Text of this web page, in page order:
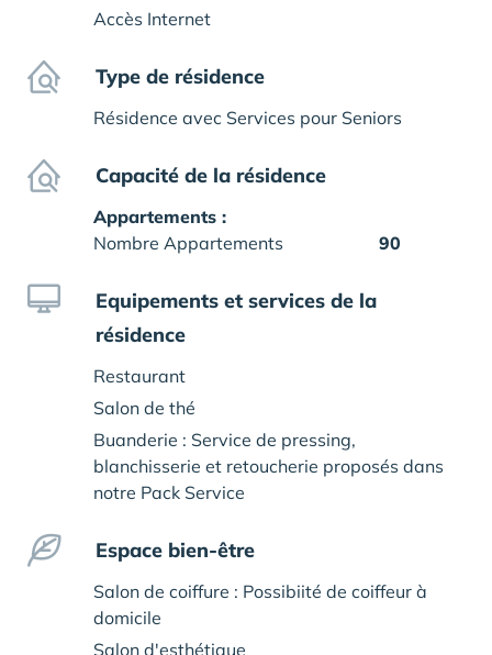
Accès Internet
Type de résidence
Résidence avec Services pour Seniors
Capacité de la résidence
Appartements :
Nombre Appartements
90
Equipements et services de la
résidence
Restaurant
Salon de thé
Buanderie : Service de pressing,
blanchisserie et retoucherie proposés dans
notre Pack Service
Espace bien-être
Salon de coiffure : Possibiité de coiffeur à
domicile
Salon d'esthétique